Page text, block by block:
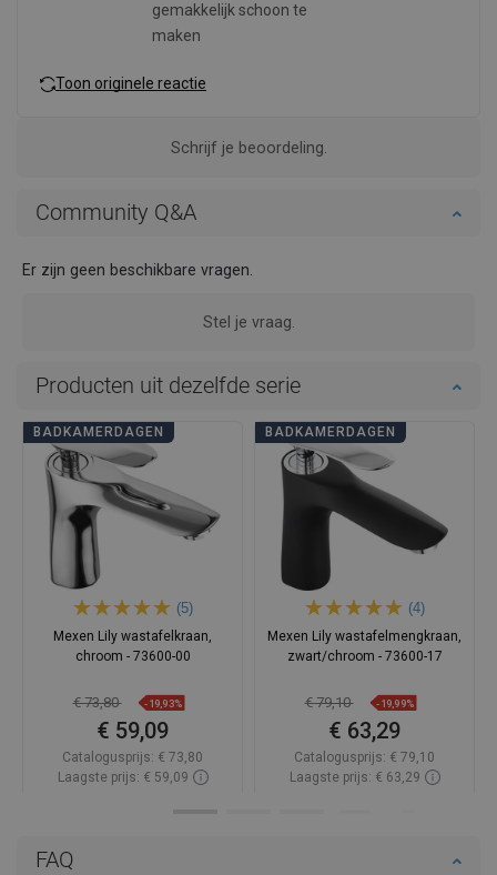
FAQ
gemakkelijk schoon te
maken
Toon originele reactie
Schrijf je beoordeling.
Community Q&A
Er zijn geen beschikbare vragen.
Stel je vraag.
Producten uit dezelfde serie
BADKAMERDAGEN
(5)
Mexen Lily wastafelkraan,
chroom - 73600-00
€ 73,80 -19,93%
€ 59,09
Catalogusprijs: € 73,80
Laagste prijs: € 59,09
BADKAMERDAGEN
(4)
Mexen Lily wastafelmengkraan,
zwart/chroom - 73600-17
€ 79,10 -19,99%
€ 63,29
Catalogusprijs: € 79,10
Laagste prijs: € 63,29